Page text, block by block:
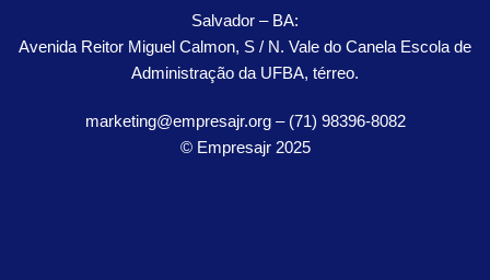
Salvador – BA:
Avenida Reitor Miguel Calmon, S / N. Vale do Canela Escola de
Administração da UFBA, térreo.
marketing@empresajr.org – (71) 98396-8082
© Empresajr 2025